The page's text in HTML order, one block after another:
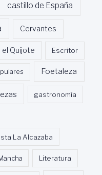
castillo de España
Cervantes
el Quijote Escritor
Foetaleza
gastronomía
La Alcazaba
Literatura